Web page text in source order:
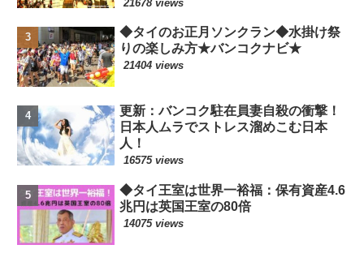
21678 views
◆タイのお正月ソンクラン◆水掛け祭
りの楽しみ方★バンコクナビ★
21404 views
更新：バンコク駐在員妻自殺の衝撃！
日本人ムラでストレス溜めこむ日本
人！
16575 views
◆タイ王室は世界一裕福：保有資産4.6
兆円は英国王室の80倍
14075 views